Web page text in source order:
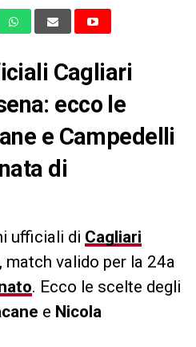
Cagliari
ecco le
e Campedelli
di
ufficiali di Cagliari
match valido per la 24a
. Ecco le scelte degli
e Nicola